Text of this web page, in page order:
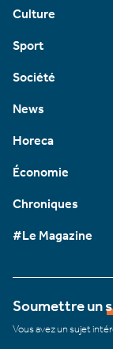
Culture
Sport
Société
News
Horeca
Économie
Chroniques
#Le Magazine
Soumettre un
Vous avez un sujet